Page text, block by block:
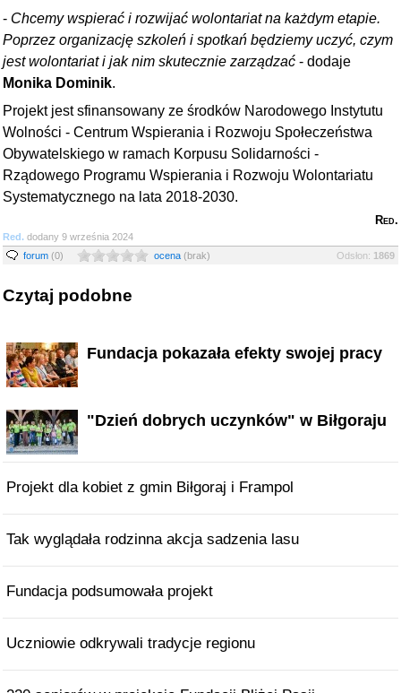
- Chcemy wspierać i rozwijać wolontariat na każdym etapie.
Poprzez organizację szkoleń i spotkań będziemy uczyć, czym
jest wolontariat i jak nim skutecznie zarządzać - dodaje
Monika Dominik.
Projekt jest sfinansowany ze środków Narodowego Instytutu
Wolności - Centrum Wspierania i Rozwoju Społeczeństwa
Obywatelskiego w ramach Korpusu Solidarności -
Rządowego Programu Wspierania i Rozwoju Wolontariatu
Systematycznego na lata 2018-2030.
Red.
Red. dodany 9 września 2024
forum (0) ocena (brak) Odsłon: 1869
Czytaj podobne
Fundacja pokazała efekty swojej pracy
"Dzień dobrych uczynków" w Biłgoraju
Projekt dla kobiet z gmin Biłgoraj i Frampol
Tak wyglądała rodzinna akcja sadzenia lasu
Fundacja podsumowała projekt
Uczniowie odkrywali tradycje regionu